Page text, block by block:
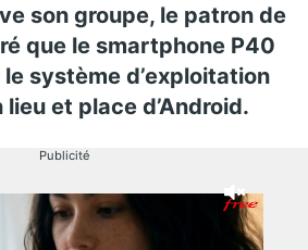
son groupe, le patron de
que le smartphone P40
système d’exploitation
lieu et place d’Android.
Publicité